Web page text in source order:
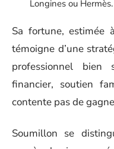
Longines ou Hermès.
Sa fortune, estimée
témoigne d’une
professionnel bien
financier, soutien
contente pas de
Soumillon se